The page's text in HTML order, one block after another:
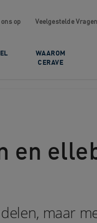
op Veelgestelde Vragen
WAAROM
CERAVE
en
maar